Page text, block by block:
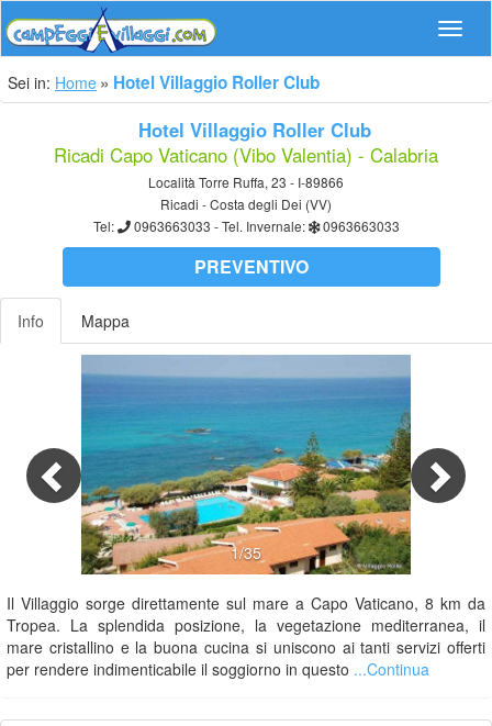
Sei in: Home Hotel Villaggio Roller Club
Hotel Villaggio Roller Club
Ricadi Capo Vaticano (Vibo Valentia) - Calabria
Località Torre Ruffa, 23 - I-89866
Ricadi - Costa degli Dei (VV)
Tel:
0963663033 - Tel. Invernale: 0963663033
PREVENTIVO
Info Mappa
1/35
Previous
Il Villaggio sorge direttamente sul mare a Capo Vaticano, 8 km da
Tropea. La splendida posizione, la vegetazione mediterranea, il
mare cristallino e la buona cucina si uniscono ai tanti servizi offerti
per rendere indimenticabile il soggiorno in questo ...Continua